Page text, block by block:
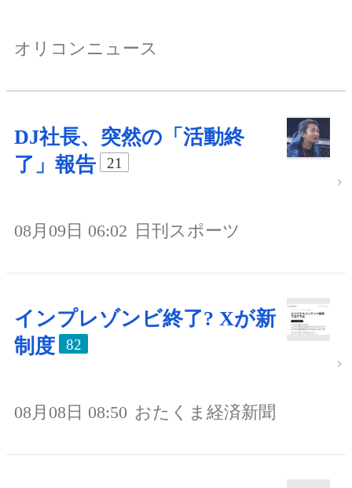
オリコンニュース
DJ社長、突然の「活動終
了」報告
21
08月09日 06:02 日刊スポーツ
インプレゾンビ終了? Xが新
制度
82
08月08日 08:50 おたくま経済新聞